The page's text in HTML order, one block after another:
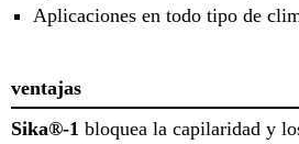
Aplicaciones en todo tipo de
ventajas
Sika®-1 bloquea la capilaridad y